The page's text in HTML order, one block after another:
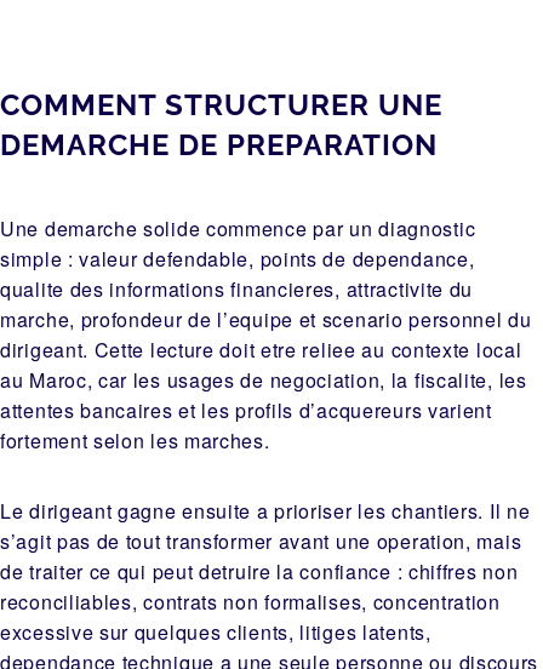
COMMENT STRUCTURER UNE
DEMARCHE DE PREPARATION
Une demarche solide commence par un diagnostic
simple : valeur defendable, points de dependance,
qualite des informations financieres, attractivite du
marche, profondeur de l’equipe et scenario personnel du
dirigeant. Cette lecture doit etre reliee au contexte local
au Maroc, car les usages de negociation, la fiscalite, les
attentes bancaires et les profils d’acquereurs varient
fortement selon les marches.
Le dirigeant gagne ensuite a prioriser les chantiers. Il ne
s’agit pas de tout transformer avant une operation, mais
de traiter ce qui peut detruire la confiance : chiffres non
reconciliables, contrats non formalises, concentration
excessive sur quelques clients, litiges latents,
dependance technique a une seule personne ou discours